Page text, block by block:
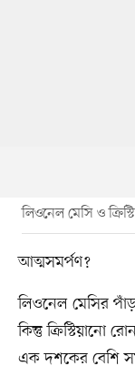
লিওনেল মেসি ও
আত্মসমর্পণ?
লিওনেল মেসির
কিন্তু ক্রিস্টিয়ানো
এক দশকের বেশি